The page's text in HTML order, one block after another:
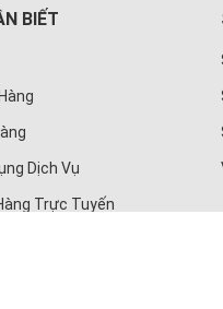
BIẾT
Dịch Vụ
Trực Tuyến